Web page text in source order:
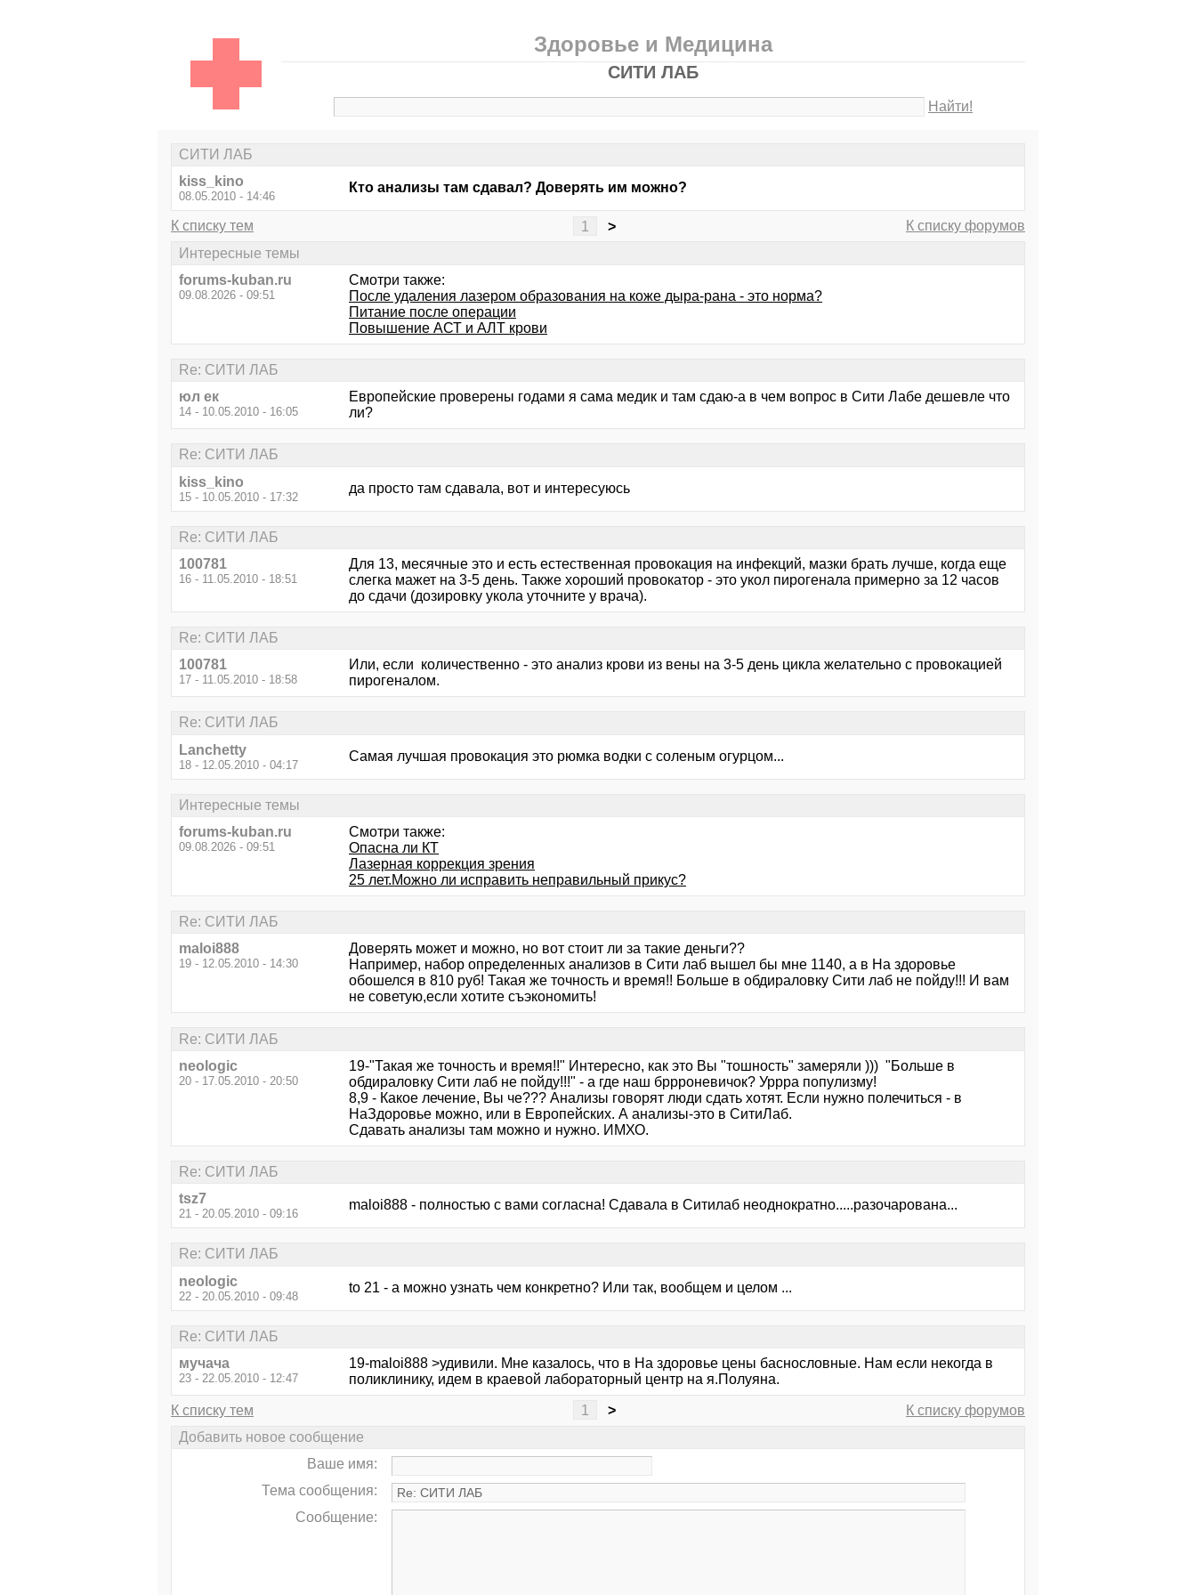
Здоровье и Медицина
СИТИ ЛАБ
Найти!
СИТИ ЛАБ
kiss_kino
08.05.2010 - 14:46
Кто анализы там сдавал? Доверять им можно?
К списку тем 1 >
К списку форумов
Интересные темы
forums-kuban.ru
09.08.2026 - 09:51
Смотри также:
После удаления лазером образования на коже дыра-рана - это норма?
Питание после операции
Повышение АСТ и АЛТ крови
Re: СИТИ ЛАБ
юл ек
14 - 10.05.2010 - 16:05
Европейские проверены годами я сама медик и там сдаю-а в чем вопрос в Сити Лабе дешевле что
ли?
Re: СИТИ ЛАБ
kiss_kino
15 - 10.05.2010 - 17:32
да просто там сдавала, вот и интересуюсь
Re: СИТИ ЛАБ
100781
16 - 11.05.2010 - 18:51
Для 13, месячные это и есть естественная провокация на инфекций, мазки брать лучше, когда еще
слегка мажет на 3-5 день. Также хороший провокатор - это укол пирогенала примерно за 12 часов
до сдачи (дозировку укола уточните у врача).
Re: СИТИ ЛАБ
100781
17 - 11.05.2010 - 18:58
Или, если количественно - это анализ крови из вены на 3-5 день цикла желательно с провокацией
пирогеналом.
Re: СИТИ ЛАБ
Lanchetty
18 - 12.05.2010 - 04:17
Самая лучшая провокация это рюмка водки с соленым огурцом...
Интересные темы
forums-kuban.ru
09.08.2026 - 09:51
Смотри также:
Опасна ли КТ
Лазерная коррекция зрения
25 лет.Можно ли исправить неправильный прикус?
Re: СИТИ ЛАБ
maloi888
19 - 12.05.2010 - 14:30
Доверять может и можно, но вот стоит ли за такие деньги??
Например, набор определенных анализов в Сити лаб вышел бы мне 1140, а в На здоровье
обошелся в 810 руб! Такая же точность и время!! Больше в обдираловку Сити лаб не пойду!!! И вам
не советую,если хотите съэкономить!
Re: СИТИ ЛАБ
neologic
20 - 17.05.2010 - 20:50
19-"Такая же точность и время!!" Интересно, как это Вы "тошность" замеряли ))) "Больше в
обдираловку Сити лаб не пойду!!!" - а где наш бррроневичок? Уррра популизму!
8,9 - Какое лечение, Вы че??? Анализы говорят люди сдать хотят. Если нужно полечиться - в
НаЗдоровье можно, или в Европейских. А анализы-это в СитиЛаб.
Сдавать анализы там можно и нужно. ИМХО.
Re: СИТИ ЛАБ
tsz7
21 - 20.05.2010 - 09:16
maloi888 - полностью с вами согласна! Сдавала в Ситилаб неоднократно.....разочарована...
Re: СИТИ ЛАБ
neologic
22 - 20.05.2010 - 09:48
to 21 - а можно узнать чем конкретно? Или так, вообщем и целом ...
Re: СИТИ ЛАБ
мучача
23 - 22.05.2010 - 12:47
19-maloi888 >удивили. Мне казалось, что в На здоровье цены баснословные. Нам если некогда в
поликлинику, идем в краевой лабораторный центр на я.Полуяна.
К списку тем 1 >
К списку форумов
Добавить новое сообщение
Ваше имя:
Тема сообщения:
Сообщение: